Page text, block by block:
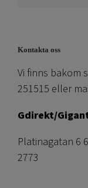
Kontakta oss
Vi finns bakom
251515 eller
Gdirekt/
Platinagatan 6
2773